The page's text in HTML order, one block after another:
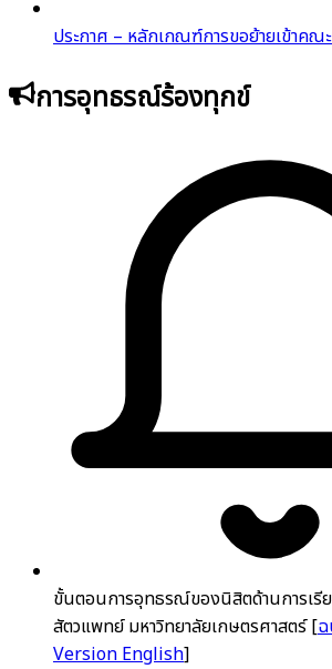
ประกาศ – หลักเกณฑ์การขอย้ายเข้าค
การอุทธรณ์ร้องทุกข์
ขั้นตอนการอุทธรณ์ของนิสิตด้านการเรี
สัตวแพทย์ มหาวิทยาลัยเกษตรศาสตร์ [ฉ
Version English]